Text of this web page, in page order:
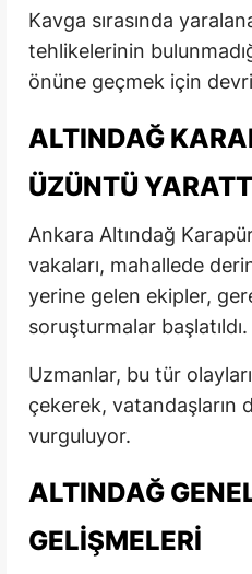
Kavga sırasında
tehlikelerinin
önüne geçmek için
ALTINDAĞ
ÜZÜNTÜ
Ankara Altındağ
vakaları, mahallede
yerine gelen ekipler,
soruşturmalar başlatıldı.
Uzmanlar, bu tür
çekerek, vatandaşların
vurguluyor.
ALTINDAĞ
GELIŞMELERI